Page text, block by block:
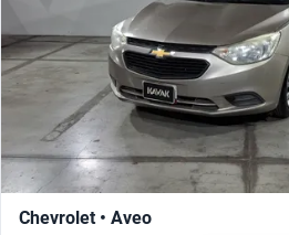
Chevrolet • Aveo